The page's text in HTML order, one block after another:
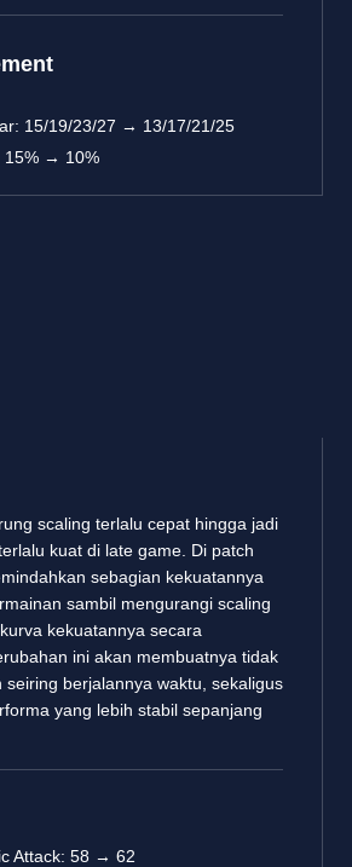
15/19/23/27 → 13/17/21/25
15% → 10%
scaling terlalu cepat hingga jadi
kuat di late game. Di patch
sebagian kekuatannya
sambil mengurangi scaling
kekuatannya secara
ini akan membuatnya tidak
seiring berjalannya waktu, sekaligus
yang lebih stabil sepanjang
Attack: 58 → 62